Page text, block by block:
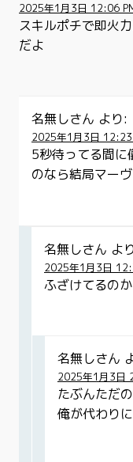
2025年1月3日 12:06
スキルポチで即火
だよ
名無しさん より:
2025年1月3日 12:23
5秒待ってる間に
のなら結局マー
名無しさん よ
2025年1月3日
ふざけてるの
名無しさん
2025年1月3日
たぶんただ
俺が代わり